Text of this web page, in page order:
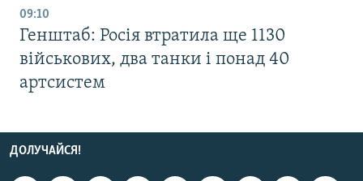
09:10
Генштаб: Росія втратила ще 1130
військових, два танки і понад 40
артсистем
ДОЛУЧАЙСЯ!